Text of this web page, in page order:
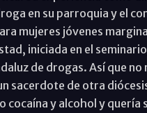
en su parroquia y el
mujeres jóvenes
iniciada en el
de drogas. Así que
sacerdote de otra
cocaína y alcohol y quería